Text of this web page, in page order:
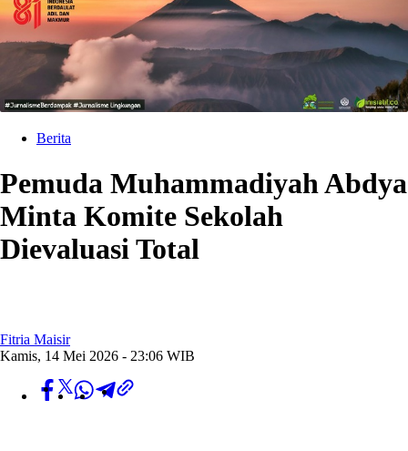
Berita
Pemuda Muhammadiyah Abdya
Minta Komite Sekolah
Dievaluasi Total
Fitria Maisir
Kamis, 14 Mei 2026 - 23:06 WIB